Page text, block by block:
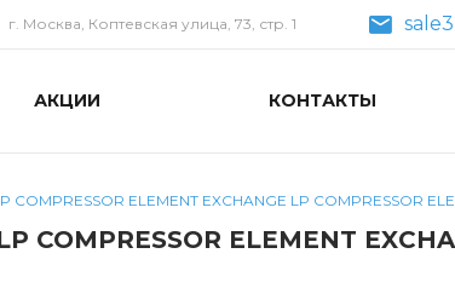
г. Москва, Коптевская улица, 73, стр. 1
АКЦИИ КОНТАКТЫ
COMPRESSOR ELEMENT EXCHANGE LP COMPRESSOR
COMPRESSOR ELEMENT